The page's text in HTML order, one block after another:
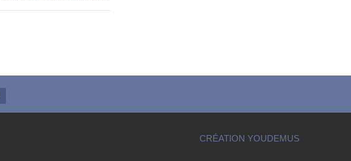
CRÉATION YOUDEMUS